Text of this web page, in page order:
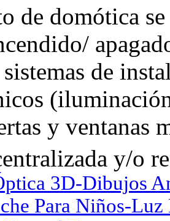
de domótica
de
y ventanas
y/o
3D-Dibujos
Para Niños-